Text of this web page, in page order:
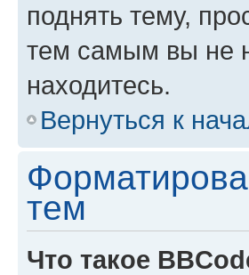
поднять тему,
тем самым вы не
находитесь.
Вернуться к
тем
Что такое